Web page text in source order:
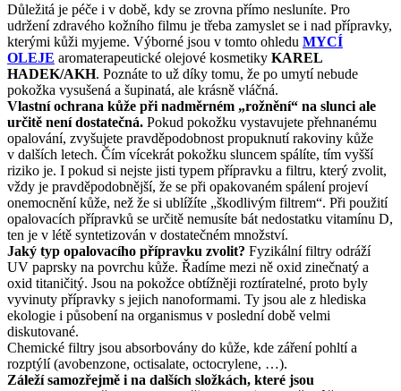
Důležitá je péče i v době, kdy se zrovna přímo nesluníte. Pro
udržení zdravého kožního filmu je třeba zamyslet se i nad přípravky,
kterými kůži myjeme. Výborné jsou v tomto ohledu MYCÍ
OLEJE aromaterapeutické olejové kosmetiky KAREL
HADEK/AKH. Poznáte to už díky tomu, že po umytí nebude
pokožka vysušená a šupinatá, ale krásně vláčná.
Vlastní ochrana kůže při nadměrném „rožnění“ na slunci ale
určitě není dostatečná. Pokud pokožku vystavujete přehnanému
opalování, zvyšujete pravděpodobnost propuknutí rakoviny kůže
v dalších letech. Čím vícekrát pokožku sluncem spálíte, tím vyšší
riziko je. I pokud si nejste jisti typem přípravku a filtru, který zvolit,
vždy je pravděpodobnější, že se při opakovaném spálení projeví
onemocnění kůže, než že si ublížíte „škodlivým filtrem“. Při použití
opalovacích přípravků se určitě nemusíte bát nedostatku vitamínu D,
ten je v létě syntetizován v dostatečném množství.
Jaký typ opalovacího přípravku zvolit? Fyzikální filtry odráží
UV paprsky na povrchu kůže. Řadíme mezi ně oxid zinečnatý a
oxid titaničitý. Jsou na pokožce obtížněji roztíratelné, proto byly
vyvinuty přípravky s jejich nanoformami. Ty jsou ale z hlediska
ekologie i působení na organismus v poslední době velmi
diskutované.
Chemické filtry jsou absorbovány do kůže, kde záření pohltí a
rozptýlí (avobenzone, octisalate, octocrylene, …).
Záleží samozřejmě i na dalších složkách, které jsou